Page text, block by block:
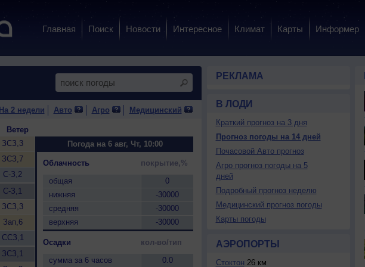
Главная Поиск Новости Интересное Климат Карты Информер
На 2 недели Авто Агро Медицинский
Ветер
ЗСЗ,3
ЗСЗ,7
С-З,2
С-З,1
ЗСЗ,3
Зап,6
ССЗ,1
ЗСЗ,1
Погода на 6 авг, Чт, 10:00
Облачность
покрытие,%
общая
0
нижняя
-30000
средняя
-30000
верхняя
-30000
Осадки
кол-во/тип
сумма за 6 часов
0.0
РЕКЛАМА
В ЛОДИ
Краткий прогноз на 3 дня
Прогноз погоды на 14 дней
Почасовой Авто прогноз
Агро прогноз погоды на 5
дней
Подробный прогноз неделю
Медицинский прогноз погоды
Карты погоды
АЭРОПОРТЫ
Стоктон 26 км